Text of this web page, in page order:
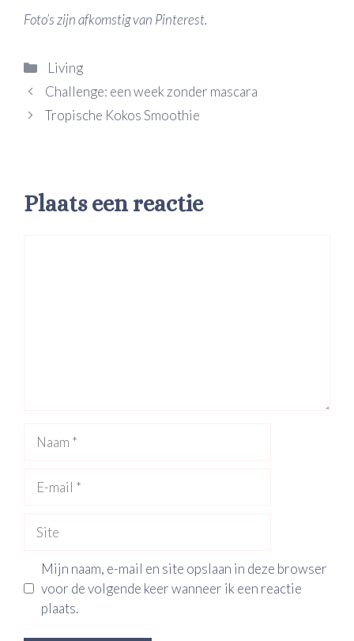
Foto’s zijn afkomstig van Pinterest.
Categorieën
Living
Challenge: een week zonder mascara
Tropische Kokos Smoothie
Plaats een reactie
mail
Mijn naam, e-mail en site opslaan in deze browser
voor de volgende keer wanneer ik een reactie
plaats.